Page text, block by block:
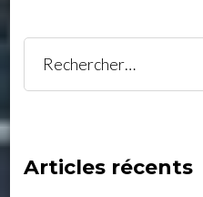
Rechercher :
Articles récents